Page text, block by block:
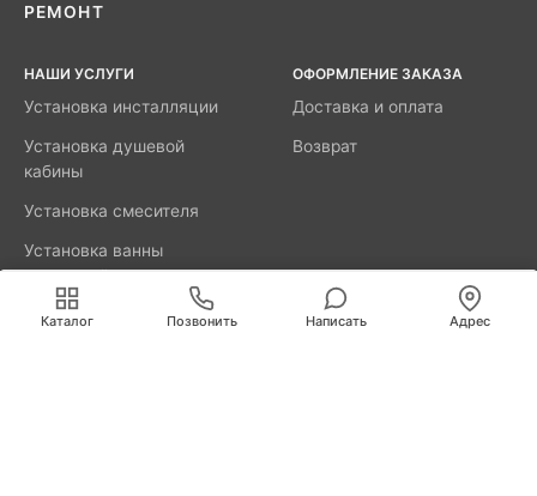
РЕМОНТ
НАШИ УСЛУГИ
Установка инсталляции
Установка душевой
кабины
Установка смесителя
Установка ванны
акриловой
ОФОРМЛЕНИЕ ЗАКАЗА
Доставка и оплата
Возврат
Каталог Позвонить Написать Адрес
Мы используем cookies для быстрой и удобной
работы сайта. Продолжая пользоваться сайтом, вы
принимаете условияобработки персональных данных.